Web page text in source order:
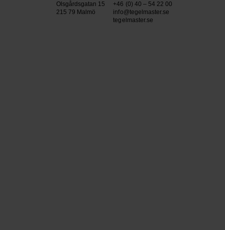
Olsgårdsgatan 15
215 79 Malmö
+46 (0) 40 – 54 22 00
info@tegelmaster.se
tegelmaster.se